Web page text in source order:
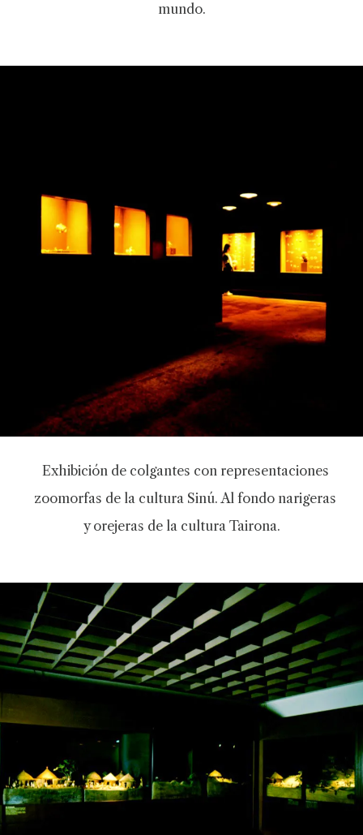
mundo.
Exhibición de colgantes con representaciones
zoomorfas de la cultura Sinú. Al fondo narigeras
y orejeras de la cultura Tairona.